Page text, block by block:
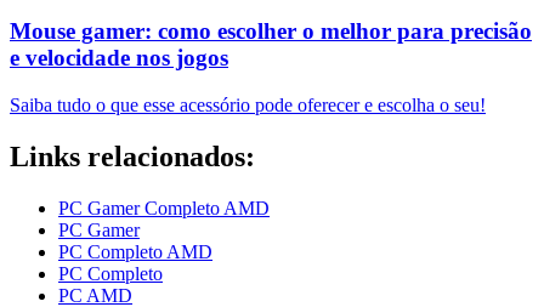
Mouse gamer: como escolher o melhor para precisão
e velocidade nos jogos
Saiba tudo o que esse acessório pode oferecer e escolha o seu!
Links relacionados:
PC Gamer Completo AMD
PC Gamer
PC Completo AMD
PC Completo
PC AMD